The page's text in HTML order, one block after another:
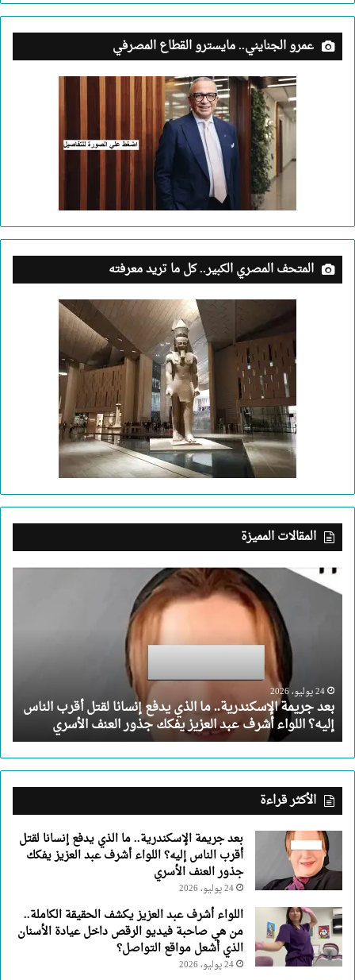
عمرو الجنايني.. مايسترو القطاع المصرفي
المتحف المصري الكبير.. كل ما تريد معرفته
المقالات المميزة
بعد
جريمة
لقتل
أقرب
الناس
إليه؟
اللواء
أشرف
عبد
العزيز
جذور
العنف
الأسري
24 يوليو، 2026
بعد جريمة الإسكندرية.. ما الذي يدفع إنسانا لقتل أقرب الناس
إليه؟ اللواء أشرف عبد العزيز يفكك جذور العنف الأسري
الأكثر قراءة
بعد جريمة الإسكندرية.. ما الذي يدفع إنسانا لقتل
أقرب الناس إليه؟ اللواء أشرف عبد العزيز يفكك
جذور العنف الأسري
24 يوليو، 2026
اللواء أشرف عبد العزيز يكشف الحقيقة الكاملة..
من هي صاحبة فيديو الرقص داخل عيادة الأسنان
الذي أشعل مواقع التواصل؟
24 يوليو، 2026